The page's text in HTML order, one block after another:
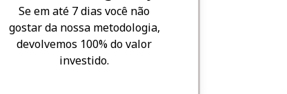
Se em até 7 dias você não
gostar da nossa metodologia,
devolvemos 100% do valor
investido.